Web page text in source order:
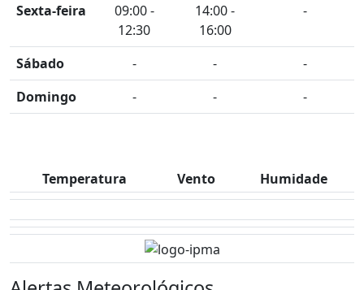
Sexta-feira
09:00 -
12:30
14:00 -
16:00
-
Sábado - -
-
Domingo
- - -
Temperatura Vento Humidade